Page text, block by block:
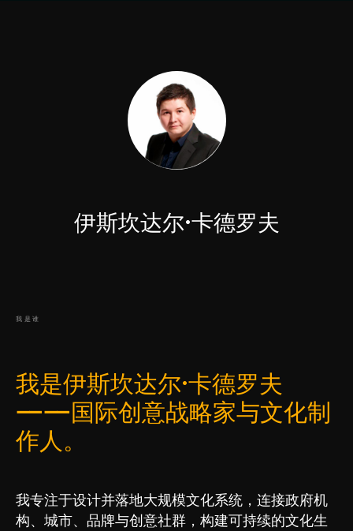
伊斯坎达尔·卡德罗夫
我是谁
我是伊斯坎达尔·卡德罗夫
——国际创意战略家与文化制
作人。
我专注于设计并落地大规模文化系统，连接政府机
构、城市、品牌与创意社群，构建可持续的文化生